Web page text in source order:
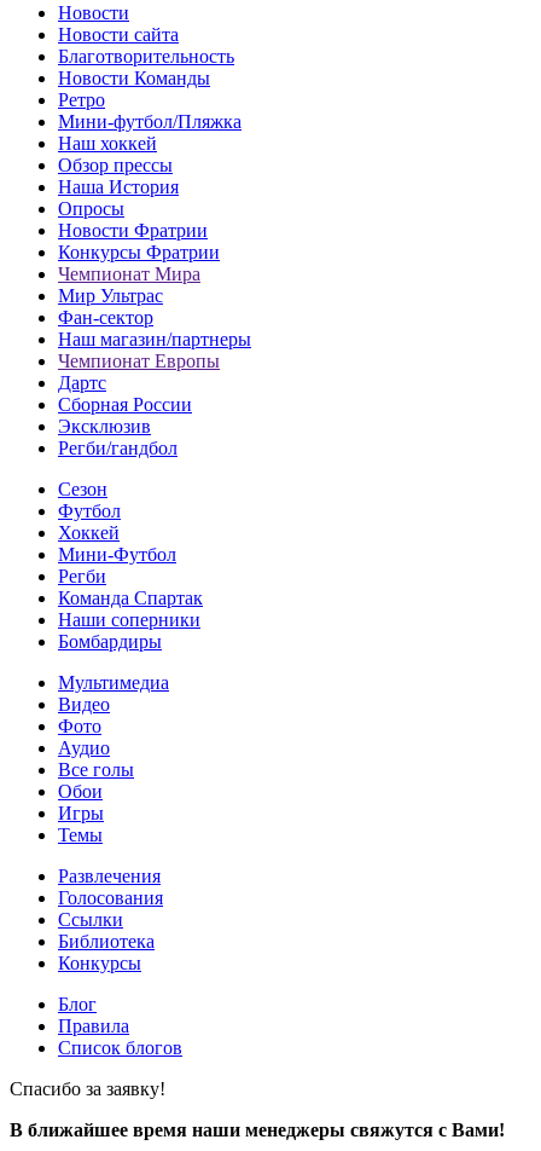
Новости
Новости сайта
Благотворительность
Новости Команды
Ретро
Мини-футбол/Пляжка
Наш хоккей
Обзор прессы
Наша История
Опросы
Новости Фратрии
Конкурсы Фратрии
Чемпионат Мира
Мир Ультрас
Фан-cектор
Наш магазин/партнеры
Чемпионат Европы
Дартс
Сборная России
Эксклюзив
Регби/гандбол
Сезон
Футбол
Хоккей
Мини-Футбол
Регби
Команда Спартак
Наши соперники
Бомбардиры
Мультимедиа
Видео
Фото
Аудио
Все голы
Обои
Игры
Темы
Развлечения
Голосования
Ссылки
Библиотека
Конкурсы
Блог
Правила
Список блогов
Спасибо за заявку!
В ближайшее время наши менеджеры свяжутся с Вами!